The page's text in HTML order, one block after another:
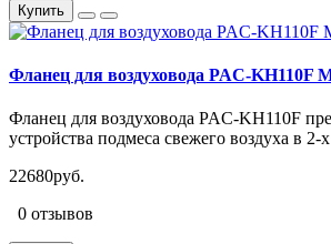
Купить
Фланец для воздуховода PAC-KH110F
Фланец для воздуховода PAC-KH110F
устройства подмеса свежего воздуха в 2-
22680руб.
0 отзывов